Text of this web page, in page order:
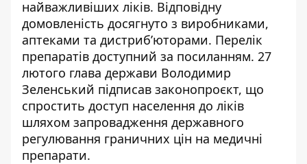
найважливіших ліків. Відповідну
домовленість досягнуто з виробниками,
аптеками та дистриб’юторами. Перелік
препаратів доступний за посиланням. 27
лютого глава держави Володимир
Зеленський підписав законопроєкт, що
спростить доступ населення до ліків
шляхом запровадження державного
регулювання граничних цін на медичні
препарати.